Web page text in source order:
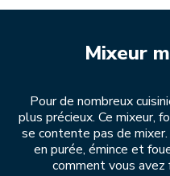
Mixeur
Pour de nombreux
plus précieux. Ce mixeur,
se contente pas de
en purée, émince et
comment vous avez